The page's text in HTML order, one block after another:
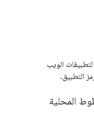
تسمح واجهة برمجة تطبيقات Badging API لتطبيقات الويب
التطبيق.
المحلية